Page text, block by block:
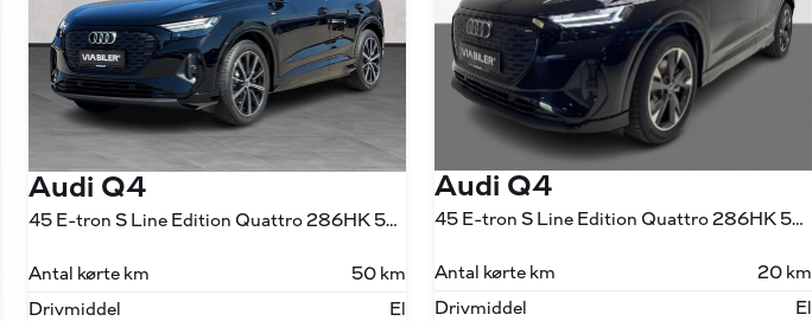
Audi Q4
45 E-tron S Line Edition Quattro 286HK 5d Aut.
Antal kørte km
50 km
Drivmiddel
El
Audi Q4
45 E-tron S Line Edition Quattro 286HK 5d Aut.
Antal kørte km
20 km
Drivmiddel
El